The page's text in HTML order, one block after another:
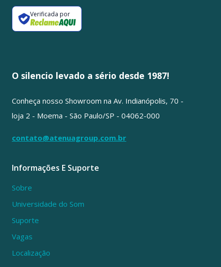
Verificada por
O silencio levado a sério desde 1987!
Conheça nosso Showroom na Av. Indianópolis, 70 -
loja 2 - Moema - São Paulo/SP - 04062-000
contato@atenuagroup.com.br
Informações E Suporte
Sobre
Universidade do Som
Suporte
Vagas
Localização